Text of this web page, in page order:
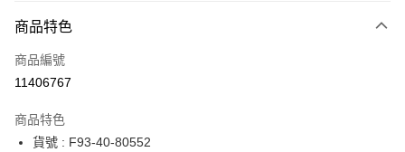
信用卡一次付款
LINE Pay
街口支付
商品特色
商品編號
11406767
商品特色
貨號 : F93-40-80552